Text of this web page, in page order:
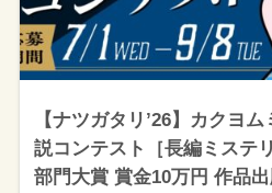
【ナツガタリ’26】カクヨ
説コンテスト［長編ミステ
部門大賞 賞金10万円 作品出